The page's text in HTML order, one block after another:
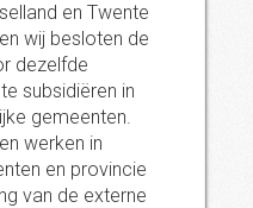
en Twente
wij besloten de
dezelfde
subsidiëren in
gemeenten.
werken in
en provincie
van de externe